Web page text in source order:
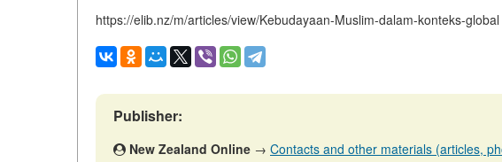
https://elib.nz/m/articles/view/Kebudayaan-Muslim-dalam-konteks-global
Publisher:
New Zealand Online → Contacts and other materials (articles,